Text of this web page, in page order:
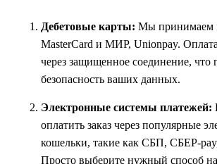
Дебетовые карты: Мы принимаем
MasterCard и МИР, Unionpay.
через защищенное соединение, что
безопасность ваших данных.
Электронные системы платежей:
оплатить заказ через популярные
кошельки, такие как СБП, СБЕР-
Просто выберите нужный способ